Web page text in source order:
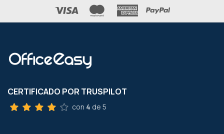
CERTIFICADO POR TRUSPILOT
con 4 de 5